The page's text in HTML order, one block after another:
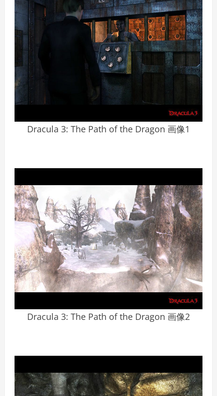
Dracula 3: The Path of the Dragon 画像1
Dracula 3: The Path of the Dragon 画像2